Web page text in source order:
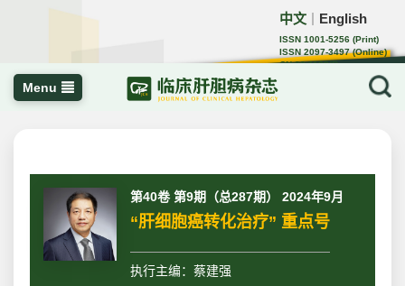
中文 English
ISSN 1001-5256 (Print)
ISSN 2097-3497 (Online)
CN 22-1108/R
Menu
第40卷 第9期（总287期） 2024年9月
“肝细胞癌转化治疗” 重点号
执行主编：蔡建强